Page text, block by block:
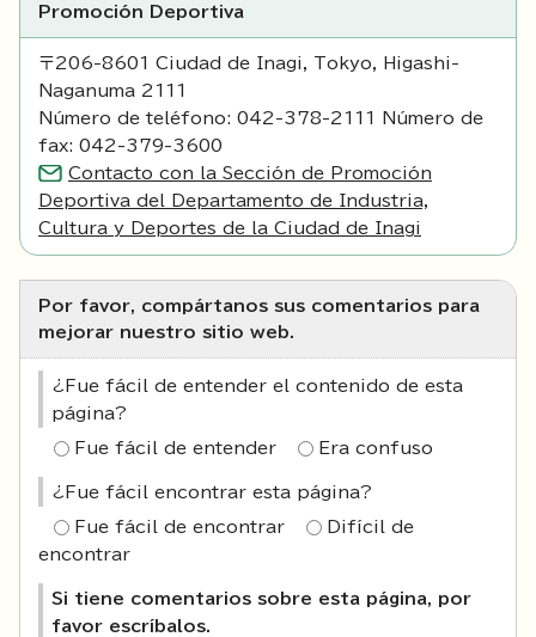
Promoción Deportiva
〒206-8601 Ciudad de Inagi, Tokyo, Higashi-
Naganuma 2111
Número de teléfono: 042-378-2111 Número de
fax: 042-379-3600
Contacto con la Sección de Promoción
Deportiva del Departamento de Industria,
Cultura y Deportes de la Ciudad de Inagi
Por favor, compártanos sus comentarios para
mejorar nuestro sitio web.
¿Fue fácil de entender el contenido de esta
página?
Fue fácil de entender Era confuso
¿Fue fácil encontrar esta página?
Fue fácil de encontrar
Difícil de
encontrar
Si tiene comentarios sobre esta página, por
favor escríbalos.